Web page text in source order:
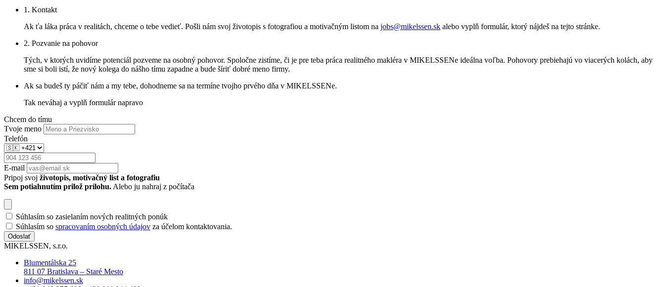
1. Kontakt
Ak ťa láka práca v realitách, chceme o tebe vedieť. Pošli nám svoj životopis s fotografiou a motivačným listom na jobs@mikelssen.sk alebo vyplň formulár, ktorý nájdeš na tejto stránke.
2. Pozvanie na pohovor
Tých, v ktorých uvidíme potenciál pozveme na osobný pohovor. Spoločne zistíme, či je pre teba práca realitného makléra v MIKELSSENe ideálna voľba. Pohovory prebiehajú vo viacerých kolách, aby
sme si boli istí, že nový kolega do nášho tímu zapadne a bude šíriť dobré meno firmy.
Ak sa budeš ty páčiť nám a my tebe, dohodneme sa na termíne tvojho prvého dňa v MIKELSSENe.
Tak neváhaj a vyplň formulár napravo
Chcem do tímu
Tvoje meno
Telefón
E-mail
Pripoj svoj životopis, motivačný list a fotografiu
Sem potiahnutím prilož prílohu. Alebo ju nahraj z počítača
Súhlasím so zasielaním nových realitných ponúk
Súhlasím so spracovaním osobných údajov za účelom kontaktovania.
Odoslať
MIKELSSEN, s.r.o.
Blumentálska 25
811 07 Bratislava – Staré Mesto
info@mikelssen.sk